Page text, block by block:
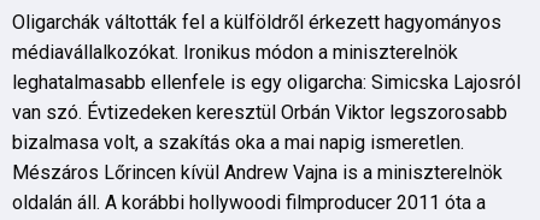
Oligarchák váltották fel a külföldről érkezett hagyományos
médiavállalkozókat. Ironikus módon a miniszterelnök
leghatalmasabb ellenfele is egy oligarcha: Simicska Lajosról
van szó. Évtizedeken keresztül Orbán Viktor legszorosabb
bizalmasa volt, a szakítás oka a mai napig ismeretlen.
Mészáros Lőrincen kívül Andrew Vajna is a miniszterelnök
oldalán áll. A korábbi hollywoodi filmproducer 2011 óta a